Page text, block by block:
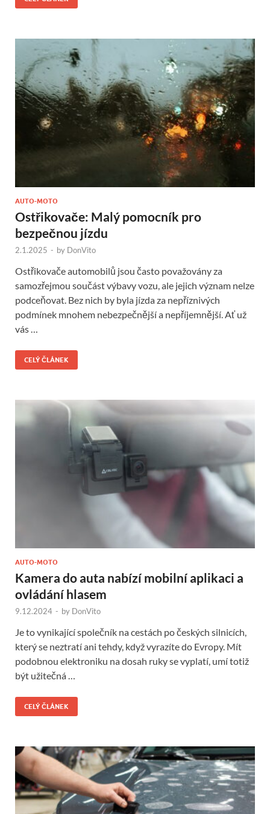
AUTO-MOTO
Ostřikovače: Malý pomocník pro
bezpečnou jízdu
2.1.2025 - by DonVito
Ostřikovače automobilů jsou často považovány za
samozřejmou součást výbavy vozu, ale jejich význam nelze
podceňovat. Bez nich by byla jízda za nepříznivých
podmínek mnohem nebezpečnější a nepříjemnější. Ať už
vás …
CELÝ ČLÁNEK
AUTO-MOTO
Kamera do auta nabízí mobilní aplikaci a
ovládání hlasem
9.12.2024 - by DonVito
Je to vynikající společník na cestách po českých silnicích,
který se neztratí ani tehdy, když vyrazíte do Evropy. Mít
podobnou elektroniku na dosah ruky se vyplatí, umí totiž
být užitečná …
CELÝ ČLÁNEK